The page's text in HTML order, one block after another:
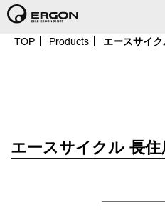
TOP Products エースサイ
エースサイクル 長住